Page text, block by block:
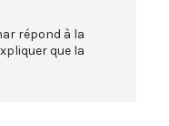
répond à la
que la